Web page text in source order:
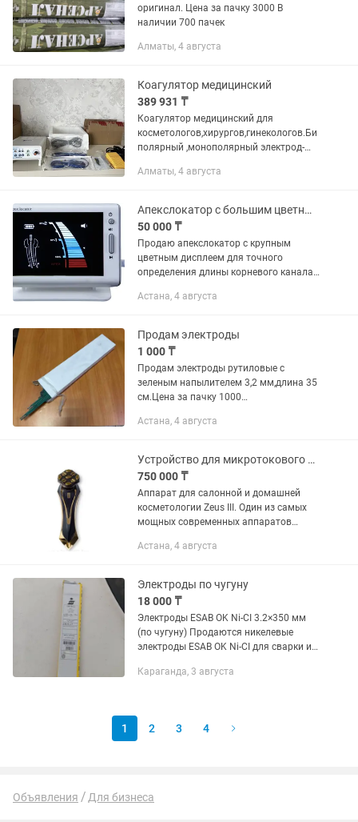
оригинал. Цена за пачку 3000 В
наличии 700 пачек
Алматы, 4 августа
Коагулятор медицинский
389 931 ₸
Коагулятор медицинский для
косметологов,хирургов,гинекологов.Би
полярный ,монополярный электрод-
шт,биполярный
Алматы, 4 августа
Апекслокатор с большим цветным экраном
50 000 ₸
Продаю апекслокатор с крупным
цветным дисплеем для точного
определения длины корневого канала.
безупречно, следов износа нет.
цветной...
Астана, 4 августа
Продам электроды
1 000 ₸
Продам электроды рутиловые с
зеленым напылителем 3,2 мм,длина 35
см.Цена за пачку 1000
Астана, 4 августа
Устройство для микротокового лифтинга Zeus 3
750 000 ₸
Аппарат для салонной и домашней
косметологии Zeus III. Один из самых
мощных современных аппаратов
Для продления молодости вашей кожи,
Астана, 4 августа
Электроды по чугуну
18 000 ₸
Электроды ESAB OK Ni-CI 3.2×350 мм
(по чугуну) Продаются никелевые
электроды ESAB OK Ni-CI для сварки и
Диаметр: 3.2 мм Длина: 350 мм Тип:
Караганда, 3 августа
1 2 3 4
Объявления Для бизнеса